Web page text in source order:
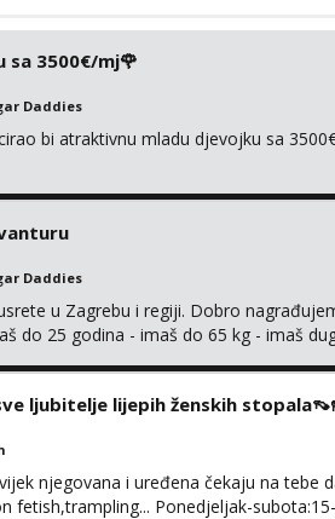
sa 3500€/mj🌹
Daddies
bi atraktivnu mladu djevojku sa
Daddies
u Zagrebu i regiji. Dobro
do 25 godina - imaš do 65 kg - imaš
sve ljubitelje lijepih ženskih
njegovana i uređena čekaju na tebe
fetish,trampling... Ponedjeljak-